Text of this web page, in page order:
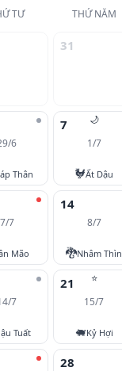
TƯ THỨ NĂM
31
6
Thân
🌙
7
1/7
🐓Ất Dậu
7/7
Mão
14
8/7
🐉Nhâm Thìn
7
Tuất
⭐
21
15/7
🐖Kỷ Hợi
28